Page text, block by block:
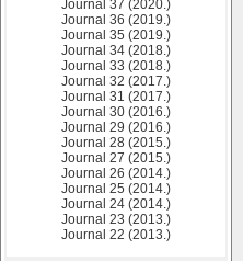
Journal 37 (2020.)
Journal 36 (2019.)
Journal 35 (2019.)
Journal 34 (2018.)
Journal 33 (2018.)
Journal 32 (2017.)
Journal 31 (2017.)
Journal 30 (2016.)
Journal 29 (2016.)
Journal 28 (2015.)
Journal 27 (2015.)
Journal 26 (2014.)
Journal 25 (2014.)
Journal 24 (2014.)
Journal 23 (2013.)
Journal 22 (2013.)